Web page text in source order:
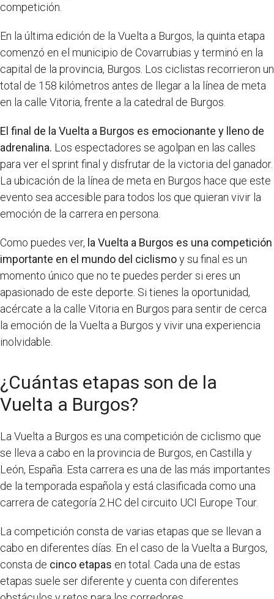
competición.
En la última edición de la Vuelta a Burgos, la quinta etapa
comenzó en el municipio de Covarrubias y terminó en la
capital de la provincia, Burgos. Los ciclistas recorrieron un
total de 158 kilómetros antes de llegar a la línea de meta
en la calle Vitoria, frente a la catedral de Burgos.
El final de la Vuelta a Burgos es emocionante y lleno de
adrenalina. Los espectadores se agolpan en las calles
para ver el sprint final y disfrutar de la victoria del ganador.
La ubicación de la línea de meta en Burgos hace que este
evento sea accesible para todos los que quieran vivir la
emoción de la carrera en persona.
Como puedes ver, la Vuelta a Burgos es una competición
importante en el mundo del ciclismoy su final es un
momento único que no te puedes perder si eres un
apasionado de este deporte. Si tienes la oportunidad,
acércate a la calle Vitoria en Burgos para sentir de cerca
la emoción de la Vuelta a Burgos y vivir una experiencia
inolvidable.
¿Cuántas etapas son de la
Vuelta a Burgos?
La Vuelta a Burgos es una competición de ciclismo que
se lleva a cabo en la provincia de Burgos, en Castilla y
León, España. Esta carrera es una de las más importantes
de la temporada española y está clasificada como una
carrera de categoría 2.HC del circuito UCI Europe Tour.
La competición consta de varias etapas que se llevan a
cabo en diferentes días. En el caso de la Vuelta a Burgos,
consta de cinco etapas en total. Cada una de estas
etapas suele ser diferente y cuenta con diferentes